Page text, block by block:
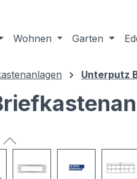
Wohnen Garten
Unterputz